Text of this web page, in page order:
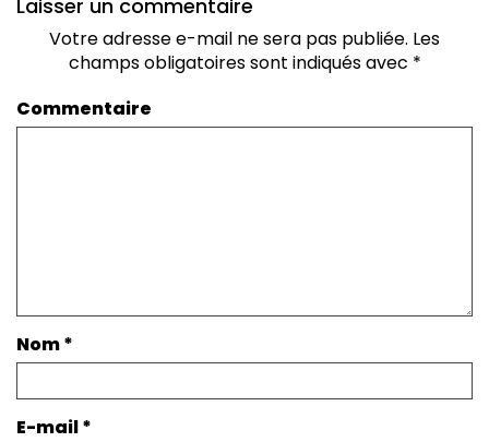
Laisser un commentaire
Votre adresse e-mail ne sera pas publiée. Les
champs obligatoires sont indiqués avec *
Commentaire
Nom*
E-mail*